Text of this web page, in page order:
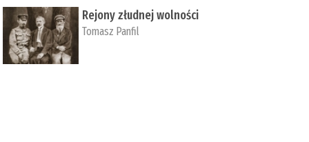
Rejony złudnej wolności
Tomasz Panfil